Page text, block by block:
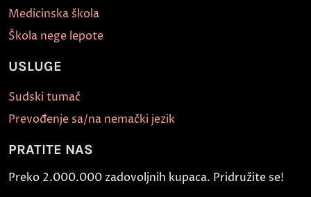
Medicinska škola
Škola nege lepote
USLUGE
Sudski tumač
Prevođenje sa/na nemački jezik
PRATITE NAS
Preko 2.000.000 zadovoljnih kupaca. Pridružite se!